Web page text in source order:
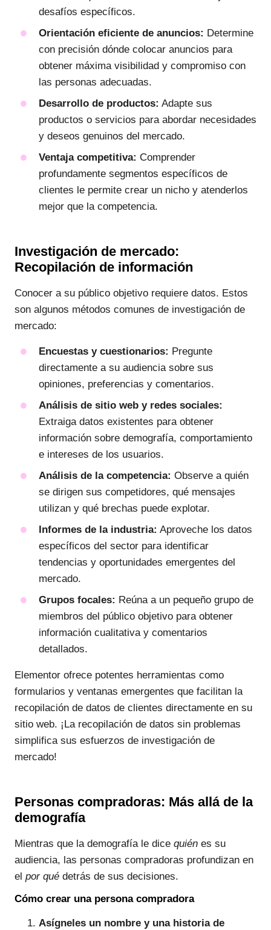
desafíos específicos.
Orientación eficiente de anuncios: Determine
con precisión dónde colocar anuncios para
obtener máxima visibilidad y compromiso con
las personas adecuadas.
Desarrollo de productos: Adapte sus
productos o servicios para abordar necesidades
y deseos genuinos del mercado.
Ventaja competitiva: Comprender
profundamente segmentos específicos de
clientes le permite crear un nicho y atenderlos
mejor que la competencia.
Investigación de mercado:
Recopilación de información
Conocer a su público objetivo requiere datos. Estos
son algunos métodos comunes de investigación de
mercado:
Encuestas y cuestionarios: Pregunte
directamente a su audiencia sobre sus
opiniones, preferencias y comentarios.
Análisis de sitio web y redes sociales:
Extraiga datos existentes para obtener
información sobre demografía, comportamiento
e intereses de los usuarios.
Análisis de la competencia: Observe a quién
se dirigen sus competidores, qué mensajes
utilizan y qué brechas puede explotar.
Informes de la industria: Aproveche los datos
específicos del sector para identificar
tendencias y oportunidades emergentes del
mercado.
Grupos focales: Reúna a un pequeño grupo de
miembros del público objetivo para obtener
información cualitativa y comentarios
detallados.
Elementor ofrece potentes herramientas como
formularios y ventanas emergentes que facilitan la
recopilación de datos de clientes directamente en su
sitio web. ¡La recopilación de datos sin problemas
simplifica sus esfuerzos de investigación de
mercado!
Personas compradoras: Más allá de la
demografía
Mientras que la demografía le dice quién es su
audiencia, las personas compradoras profundizan en
el por qué detrás de sus decisiones.
Cómo crear una persona compradora
Asígneles un nombre y una historia de